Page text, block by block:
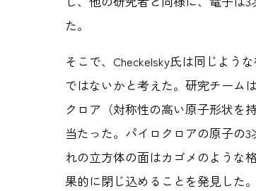
た。
そこで、Checkelsky氏は同じよう
ではないかと考えた。研究チーム
クロア（対称性の高い原子形状を
当たった。パイロクロアの原子の
れの立方体の面はカゴメのような
果的に閉じ込めることを発見した。